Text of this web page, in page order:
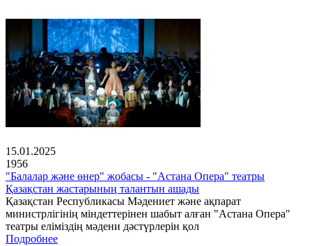
15.01.2025
1956
"Балалар және өнер" жобасы - "Астана Опера" театры
Қазақстан жастарының талантын ашады
Қазақстан Республикасы Мәдениет және ақпарат
министрлігінің міндеттерінен шабыт алған "Астана Опера"
театры еліміздің мәдени дәстүрлерін қол
Подробнее